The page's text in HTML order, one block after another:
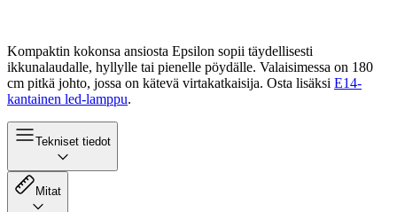
Kompaktin kokonsa ansiosta Epsilon sopii täydellisesti
ikkunalaudalle, hyllylle tai pienelle pöydälle. Valaisimessa on 180
cm pitkä johto, jossa on kätevä virtakatkaisija. Osta lisäksi E14-
kantainen led-lamppu.
Tekniset tiedot
Mitat